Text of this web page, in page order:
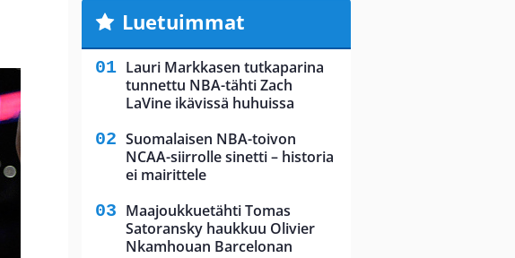
Luetuimmat
Lauri Markkasen tutkaparina
tunnettu NBA-tähti Zach
LaVine ikävissä huhuissa
Suomalaisen NBA-toivon
NCAA-siirrolle sinetti – historia
ei mairittele
Maajoukkuetähti Tomas
Satoransky haukkuu Olivier
Nkamhouan Barcelonan